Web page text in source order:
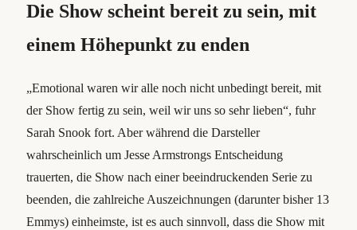
Die Show scheint bereit zu sein, mit
einem Höhepunkt zu enden
„Emotional waren wir alle noch nicht unbedingt bereit, mit
der Show fertig zu sein, weil wir uns so sehr lieben“, fuhr
Sarah Snook fort. Aber während die Darsteller
wahrscheinlich um Jesse Armstrongs Entscheidung
trauerten, die Show nach einer beeindruckenden Serie zu
beenden, die zahlreiche Auszeichnungen (darunter bisher 13
Emmys) einheimste, ist es auch sinnvoll, dass die Show mit